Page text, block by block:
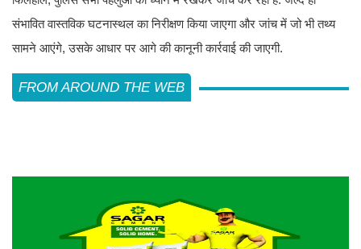
संभावित वास्तविक घटनास्थल का निरीक्षण किया जाएगा और जांच में जो भी तथ्य
सामने आएंगे, उसके आधार पर आगे की कानूनी कार्रवाई की जाएगी.
FROM AROUND THE WEB